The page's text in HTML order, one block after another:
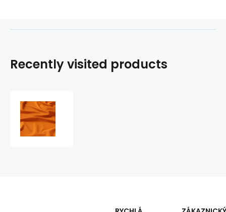
Recently visited products